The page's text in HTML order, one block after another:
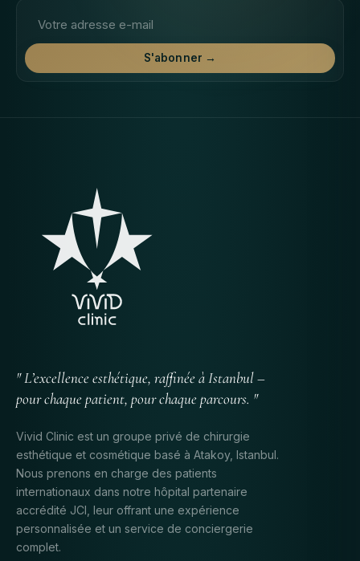
S'abonner →
" L’excellence esthétique, raffinée à Istanbul –
pour chaque patient, pour chaque parcours. "
Vivid Clinic est un groupe privé de chirurgie
esthétique et cosmétique basé à Atakoy, Istanbul.
Nous prenons en charge des patients
internationaux dans notre hôpital partenaire
accrédité JCI, leur offrant une expérience
personnalisée et un service de conciergerie
complet.